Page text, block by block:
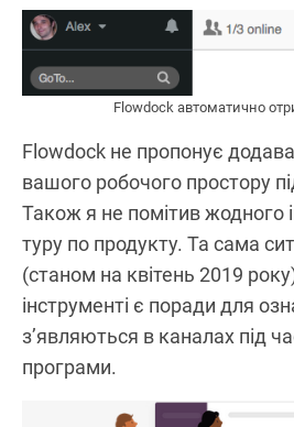
Flowdock автоматично
Flowdock не пропонує
вашого робочого простору
Також я не помітив жодного
туру по продукту. Та сама
(станом на квітень 2019
інструменті є поради для
з’являються в каналах під
програми.